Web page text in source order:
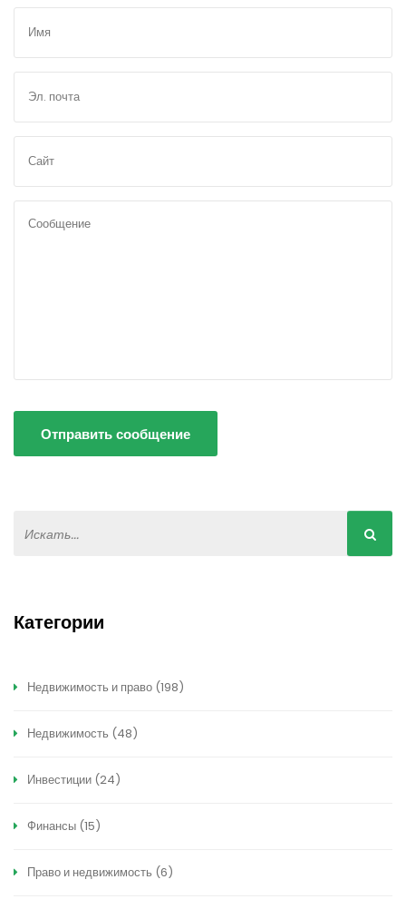
Отправить сообщение
Категории
Недвижимость и право (198)
Недвижимость (48)
Инвестиции (24)
Финансы (15)
Право и недвижимость (6)